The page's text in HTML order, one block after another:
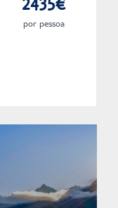
2435€
por pessoa